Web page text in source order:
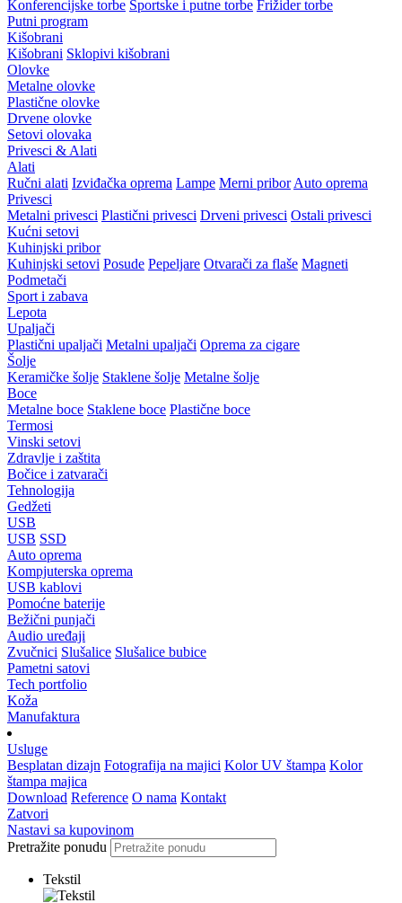
Konferencijske torbe Sportske i putne torbe Frižider torbe
Putni program
Kišobrani
Kišobrani Sklopivi kišobrani
Olovke
Metalne olovke
Plastične olovke
Drvene olovke
Setovi olovaka
Privesci & Alati
Alati
Ručni alati Izviđačka oprema Lampe Merni pribor Auto oprema
Privesci
Metalni privesci Plastični privesci Drveni privesci Ostali privesci
Kućni setovi
Kuhinjski pribor
Kuhinjski setovi Posude Pepeljare Otvarači za flaše Magneti
Podmetači
Sport i zabava
Lepota
Upaljači
Plastični upaljači Metalni upaljači Oprema za cigare
Šolje
Keramičke šolje Staklene šolje Metalne šolje
Boce
Metalne boce Staklene boce Plastične boce
Termosi
Vinski setovi
Zdravlje i zaštita
Bočice i zatvarači
Tehnologija
Gedžeti
USB
USB SSD
Auto oprema
Kompjuterska oprema
USB kablovi
Pomoćne baterije
Bežični punjači
Audio uređaji
Zvučnici Slušalice Slušalice bubice
Pametni satovi
Tech portfolio
Koža
Manufaktura
Usluge
Besplatan dizajn Fotografija na majici Kolor UV štampa Kolor
štampa majica
Download Reference O nama Kontakt
Zatvori
Nastavi sa kupovinom
Pretražite ponudu
Tekstil